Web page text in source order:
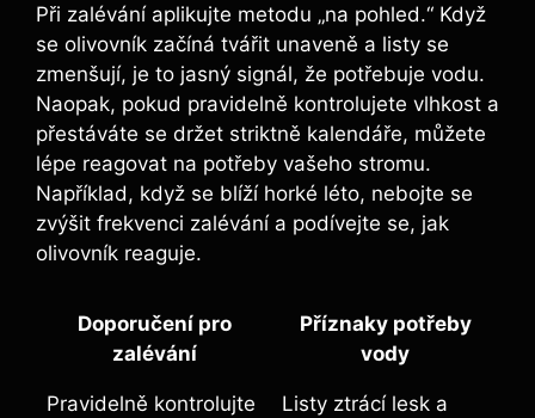
Při zalévání aplikujte metodu „na pohled.“ Když
se olivovník začíná tvářit unaveně a listy se
zmenšují, je to jasný signál, že potřebuje vodu.
Naopak, pokud pravidelně kontrolujete vlhkost a
přestáváte se držet striktně kalendáře, můžete
lépe reagovat na potřeby vašeho stromu.
Například, když se blíží horké léto, nebojte se
zvýšit frekvenci zalévání a podívejte se, jak
olivovník reaguje.
Doporučení pro
zalévání
Příznaky potřeby
vody
Pravidelně kontrolujte
Listy ztrácí lesk a